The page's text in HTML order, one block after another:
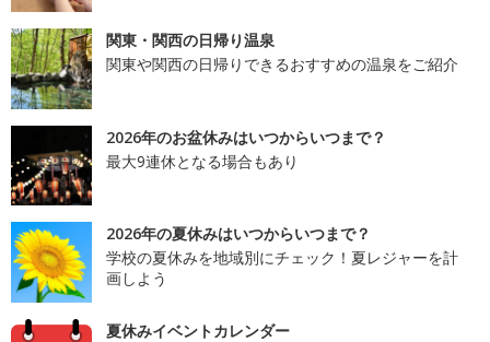
関東・関西の日帰り温泉
関東や関西の日帰りできるおすすめの温泉をご紹介
2026年のお盆休みはいつからいつまで？
最大9連休となる場合もあり
2026年の夏休みはいつからいつまで？
学校の夏休みを地域別にチェック！夏レジャーを計
画しよう
夏休みイベントカレンダー